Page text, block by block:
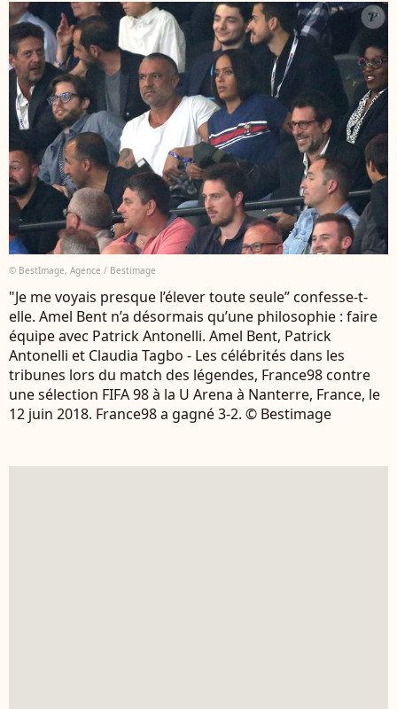
© BestImage, Agence / Bestimage
"Je me voyais presque l’élever toute seule” confesse-t-
elle. Amel Bent n’a désormais qu’une philosophie : faire
équipe avec Patrick Antonelli. Amel Bent, Patrick
Antonelli et Claudia Tagbo - Les célébrités dans les
tribunes lors du match des légendes, France98 contre
une sélection FIFA 98 à la U Arena à Nanterre, France, le
12 juin 2018. France98 a gagné 3-2. © Bestimage